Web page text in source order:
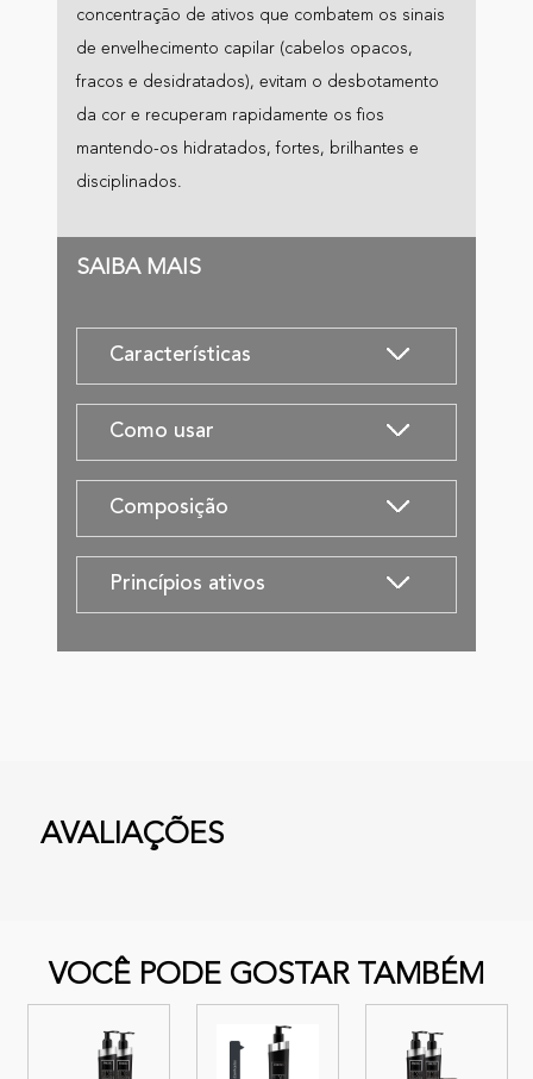
concentração de ativos que combatem os sinais
de envelhecimento capilar (cabelos opacos,
fracos e desidratados), evitam o desbotamento
da cor e recuperam rapidamente os fios
mantendo-os hidratados, fortes, brilhantes e
disciplinados.
SAIBA MAIS
Características
Como usar
Composição
Princípios ativos
AVALIAÇÕES
VOCÊ PODE GOSTAR TAMBÉM